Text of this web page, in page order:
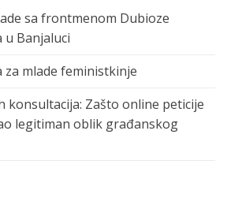
sa frontmenom Dubioze
u Banjaluci
za mlade feministkinje
konsultacija: Zašto online peticije
legitiman oblik građanskog